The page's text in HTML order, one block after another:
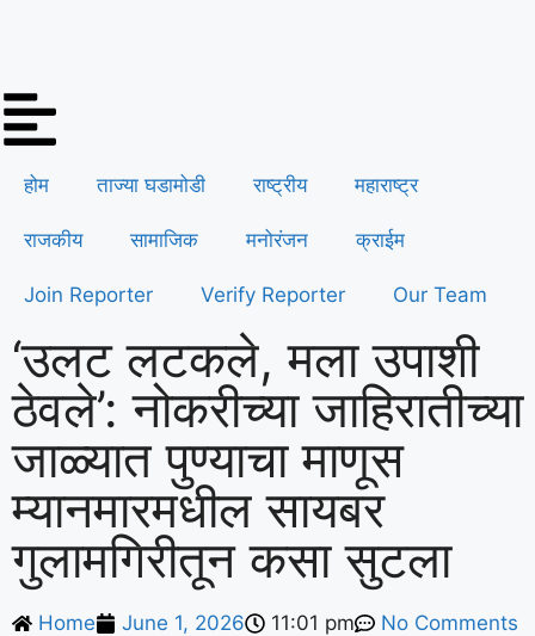
होम ताज्या घडामोडी राष्ट्रीय महाराष्ट्र
राजकीय सामाजिक मनोरंजन क्राईम
Join Reporter Verify Reporter Our Team
‘उलट लटकले, मला उपाशी
ठेवले’: नोकरीच्या जाहिरातीच्या
जाळ्यात पुण्याचा माणूस
म्यानमारमधील सायबर
गुलामगिरीतून कसा सुटला
Home June 1, 2026 11:01 pm No Comments